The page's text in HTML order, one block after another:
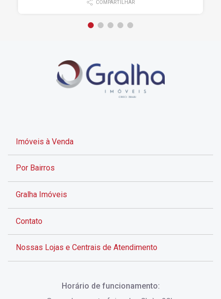
COMPARTILHAR
Imóveis à Venda
Por Bairros
Gralha Imóveis
Contato
Nossas Lojas e Centrais de Atendimento
Horário de funcionamento: